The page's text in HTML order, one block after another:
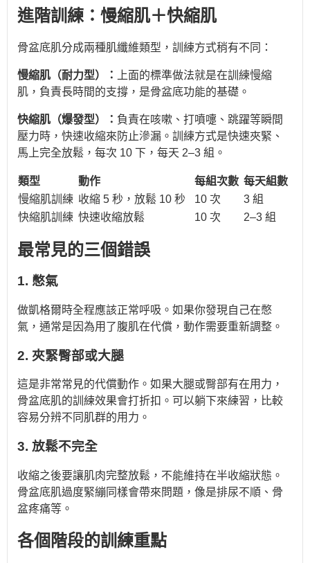
進階訓練：慢縮肌＋快縮肌
骨盆底肌分成兩種肌纖維類型，訓練方式稍有不同：
慢縮肌（耐力型）：
上面的標準做法就是在訓練慢縮
肌，負責長時間的支撐，是骨盆底功能的基礎。
快縮肌（爆發型）： 負責在咳嗽、打噴嚏、跳躍等瞬間
壓力時，快速收縮來防止滲漏。訓練方式是快速夾緊、
馬上完全放鬆，每次 10 下，每天 2–3 組。
類型 動作 每組次數 每天組數
慢縮肌訓練 收縮 5 秒，放鬆 10 秒 10 次
3 組
快縮肌訓練 快速收縮放鬆 10 次 2–3 組
最常見的三個錯誤
1. 憋氣
做凱格爾時全程應該正常呼吸。如果你發現自己在憋
氣，通常是因為用了腹肌在代償，動作需要重新調整。
2. 夾緊臀部或大腿
這是非常常見的代償動作。如果大腿或臀部有在用力，
骨盆底肌的訓練效果會打折扣。可以躺下來練習，比較
容易分辨不同肌群的用力。
3. 放鬆不完全
收縮之後要讓肌肉完整放鬆，不能維持在半收縮狀態。
骨盆底肌過度緊繃同樣會帶來問題，像是排尿不順、骨
盆疼痛等。
各個階段的訓練重點